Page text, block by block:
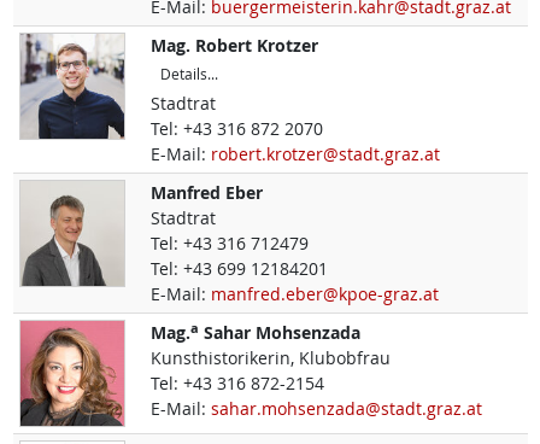
E-Mail: buergermeisterin.kahr@stadt.graz.at
Mag. Robert Krotzer
Details...
Stadtrat
Tel: +43 316 872 2070
E-Mail: robert.krotzer@stadt.graz.at
Manfred Eber
Stadtrat
Tel: +43 316 712479
Tel: +43 699 12184201
E-Mail: manfred.eber@kpoe-graz.at
Mag.a Sahar Mohsenzada
Kunsthistorikerin, Klubobfrau
Tel: +43 316 872-2154
E-Mail: sahar.mohsenzada@stadt.graz.at